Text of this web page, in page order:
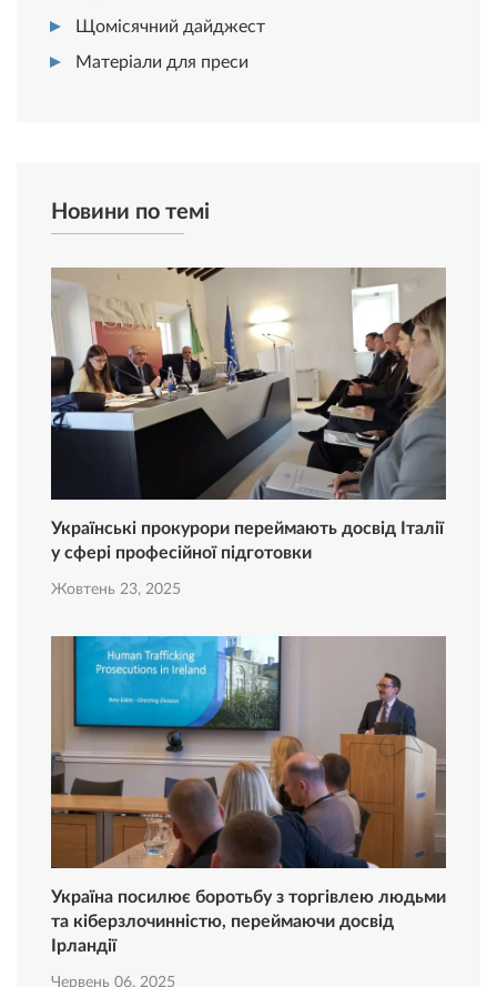
Щомісячний дайджест
Матеріали для преси
Новини по темі
Українські прокурори переймають досвід Італії
у сфері професійної підготовки
Жовтень 23, 2025
Україна посилює боротьбу з торгівлею людьми
та кіберзлочинністю, переймаючи досвід
Ірландії
Червень 06, 2025